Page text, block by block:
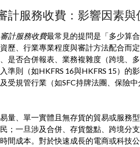
計服務收費：影響因素與
審計服務收費最常見的提問是「多少算
歷、行業專業程度與審計方法配合而
、是否合併報表、業務複雜度（跨境、
準則（如HKFRS 16與HKFRS 15）的
受規管行業（如SFC持牌法團、保險
量、單一實體且無存貨的貿易或服務
；一旦涉及合併、存貨盤點、跨境分
間成本。對於快速成長的電商或科技